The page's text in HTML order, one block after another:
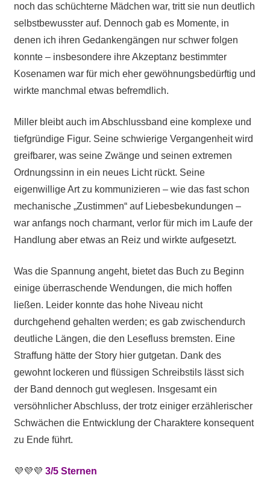
noch das schüchterne Mädchen war, tritt sie nun deutlich
selbstbewusster auf. Dennoch gab es Momente, in
denen ich ihren Gedankengängen nur schwer folgen
konnte – insbesondere ihre Akzeptanz bestimmter
Kosenamen war für mich eher gewöhnungsbedürftig und
wirkte manchmal etwas befremdlich.
Miller bleibt auch im Abschlussband eine komplexe und
tiefgründige Figur. Seine schwierige Vergangenheit wird
greifbarer, was seine Zwänge und seinen extremen
Ordnungssinn in ein neues Licht rückt. Seine
eigenwillige Art zu kommunizieren – wie das fast schon
mechanische „Zustimmen“ auf Liebesbekundungen –
war anfangs noch charmant, verlor für mich im Laufe der
Handlung aber etwas an Reiz und wirkte aufgesetzt.
Was die Spannung angeht, bietet das Buch zu Beginn
einige überraschende Wendungen, die mich hoffen
ließen. Leider konnte das hohe Niveau nicht
durchgehend gehalten werden; es gab zwischendurch
deutliche Längen, die den Lesefluss bremsten. Eine
Straffung hätte der Story hier gutgetan. Dank des
gewohnt lockeren und flüssigen Schreibstils lässt sich
der Band dennoch gut weglesen. Insgesamt ein
versöhnlicher Abschluss, der trotz einiger erzählerischer
Schwächen die Entwicklung der Charaktere konsequent
zu Ende führt.
💜💜💜 3/5 Sternen